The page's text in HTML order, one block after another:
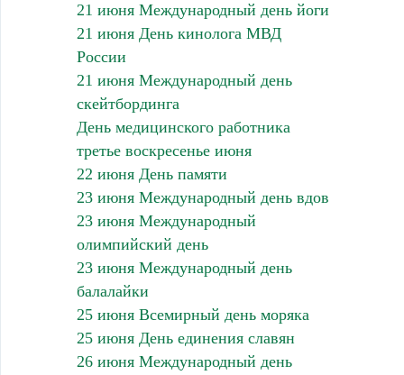
21 июня Международный день йоги
21 июня День кинолога МВД
России
21 июня Международный день
скейтбординга
День медицинского работника
третье воскресенье июня
22 июня День памяти
23 июня Международный день вдов
23 июня Международный
олимпийский день
23 июня Международный день
балалайки
25 июня Всемирный день моряка
25 июня День единения славян
26 июня Международный день